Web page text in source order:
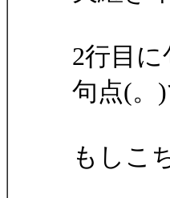
2行目
句点(。
もしこ